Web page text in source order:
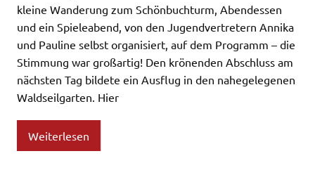
kleine Wanderung zum Schönbuchturm, Abendessen
und ein Spieleabend, von den Jugendvertretern Annika
und Pauline selbst organisiert, auf dem Programm – die
Stimmung war großartig! Den krönenden Abschluss am
nächsten Tag bildete ein Ausflug in den nahegelegenen
Waldseilgarten. Hier
Weiterlesen